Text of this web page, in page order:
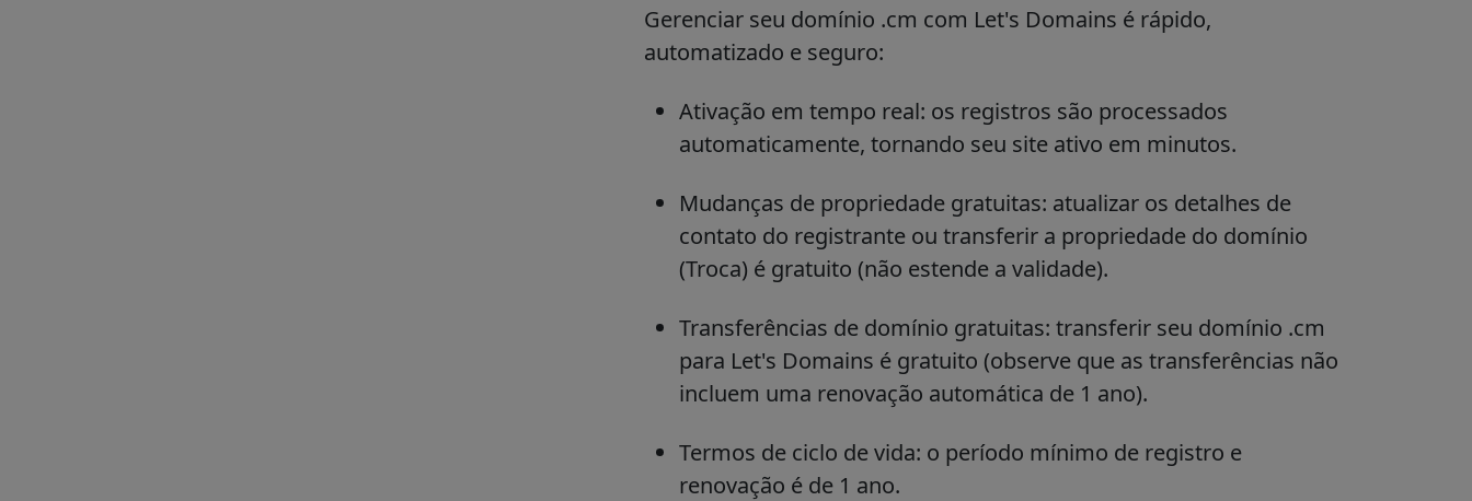
Gerenciar seu domínio .cm com Let's Domains é rápido,
automatizado e seguro:
Ativação em tempo real: os registros são processados
automaticamente, tornando seu site ativo em minutos.
Mudanças de propriedade gratuitas: atualizar os detalhes de
contato do registrante ou transferir a propriedade do domínio
(Troca) é gratuito (não estende a validade).
Transferências de domínio gratuitas: transferir seu domínio .cm
para Let's Domains é gratuito (observe que as transferências não
incluem uma renovação automática de 1 ano).
Termos de ciclo de vida: o período mínimo de registro e
renovação é de 1 ano.